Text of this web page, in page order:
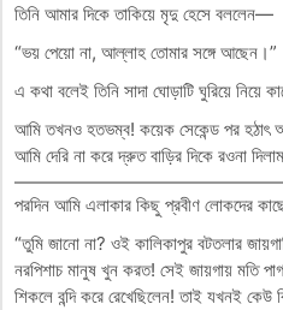
তিনি আমার দিকে তাকিয়ে মৃদু হেসে বললেন—
“ভয় পেয়ো না, আল্লাহ তোমার সঙ্গে আছেন।”
এ কথা বলেই তিনি সাদা ঘোড়াটি ঘুরিয়ে নিয়ে
আমি তখনও হতভম্ব! কয়েক সেকেন্ড পর হঠাৎ
আমি দেরি না করে দ্রুত বাড়ির দিকে রওনা
পরদিন আমি এলাকার কিছু প্রবীণ লোকদের
“তুমি জানো না? ওই কালিকাপুর বটতলার
নরপিশাচ মানুষ খুন করত! সেই জায়গায় মতি
শিকলে বন্দি করে রেখেছিলেন! তাই যখনই কেউ